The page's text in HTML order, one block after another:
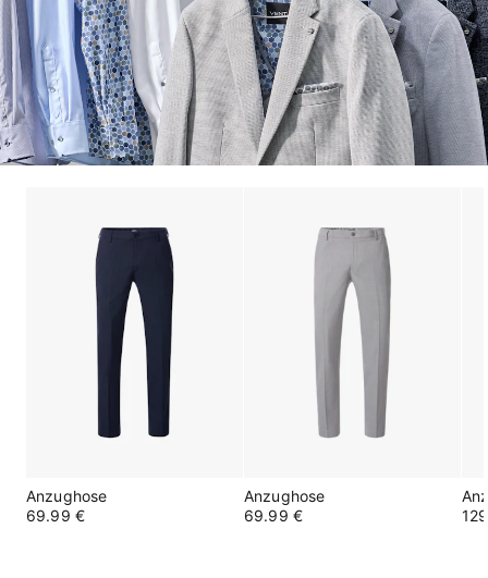
Anzughose
69.99 €
Anzughose
69.99 €